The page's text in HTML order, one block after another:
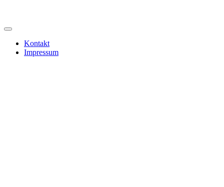
Kontakt
Impressum